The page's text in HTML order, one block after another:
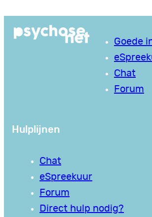
naar
Goede
Chat
Forum
Hulplijnen
Chat
eSpreekuur
Forum
Direct hulp nodig?